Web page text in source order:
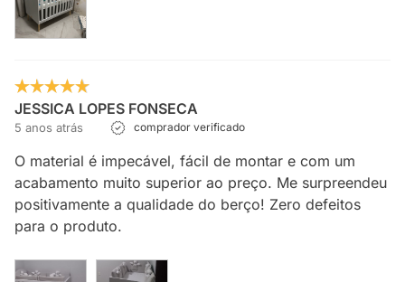
JESSICA LOPES FONSECA
5 anos atrás comprador verificado
O material é impecável, fácil de montar e com um
acabamento muito superior ao preço. Me surpreendeu
positivamente a qualidade do berço! Zero defeitos
para o produto.